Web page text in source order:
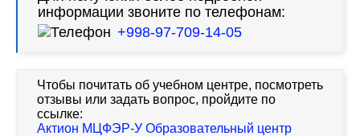
информации звоните по телефонам:
+998-97-709-14-05
Чтобы почитать об учебном центре, посмотреть
отзывы или задать вопрос, пройдите по
ссылке:
Актион МЦФЭР-У Образовательный центр